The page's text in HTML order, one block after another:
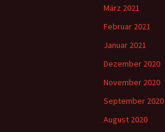
März 2021
Februar 2021
Januar 2021
Dezember 2020
November 2020
September 2020
August 2020